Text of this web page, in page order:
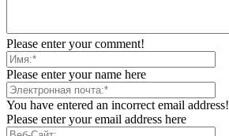
Please enter your comment!
Please enter your name here
You have entered an incorrect email address!
Please enter your email address here